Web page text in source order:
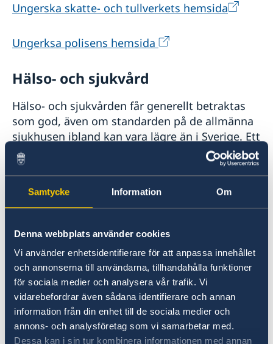
Samtycke Information Om
Denna webbplats använder cookies
Vi använder enhetsidentifierare för att anpassa innehållet
och annonserna till användarna, tillhandahålla funktioner
för sociala medier och analysera vår trafik. Vi
vidarebefordrar även sådana identifierare och annan
information från din enhet till de sociala medier och
annons- och analysföretag som vi samarbetar med.
Dessa kan i sin tur kombinera informationen med annan
Ungerska skatte- och tullverkets hemsida
Ungerksa polisens hemsida
Hälso- och sjukvård
Hälso- och sjukvården får generellt betraktas
som god, även om standarden på de allmänna
sjukhusen ibland kan vara lägre än i Sverige. Ett
av de största problemen i kontakter med den
allmänna sjukvården är bristande
engelska). I Budapest finns ett antal privata
kliniker och även ett privat sjukhus där
personalen talar engelska. Ett fåtal läkare
behärskar skandinaviska språk.
Glöm inte att ta med det europeiska
sjukförsäkringskortet som kan beställas från
Försäkringskassan. Det täcker dock inte
kostnader för hemtransport så vi
rekommenderar att du alltid har en giltig